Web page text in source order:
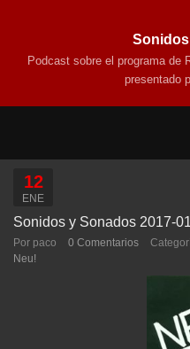
Podcast sobre el programa de
presentado
12
ENE
Sonidos y Sonados 2017-
Por paco 0 Comentarios
Neu!